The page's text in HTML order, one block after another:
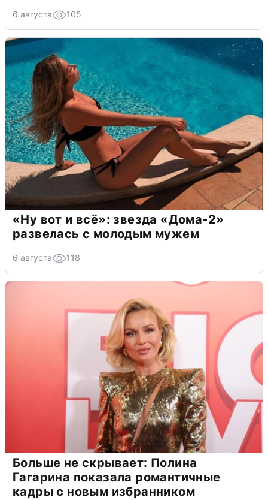
6 августа 105
«Ну вот и всё»: звезда «Дома-2»
развелась с молодым мужем
6 августа 118
Больше не скрывает: Полина
Гагарина показала романтичные
кадры с новым избранником